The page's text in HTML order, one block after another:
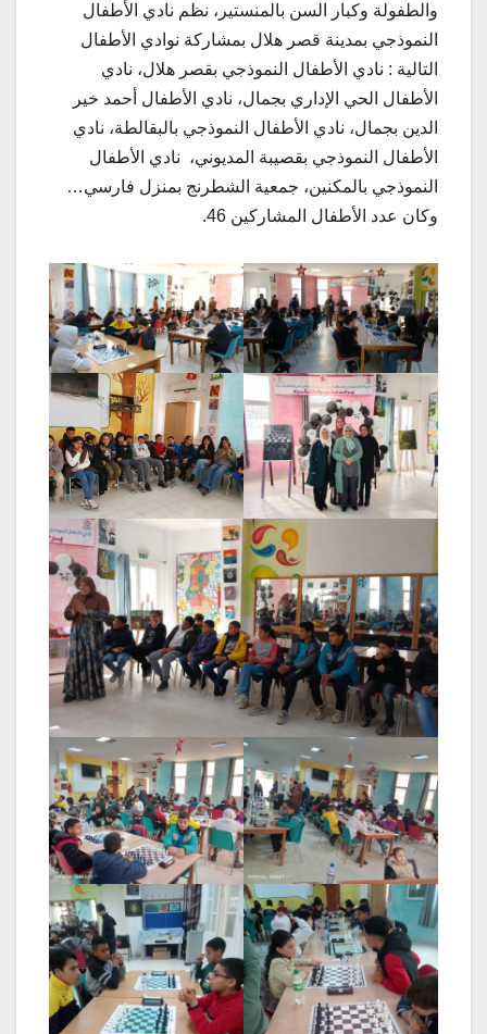
والطفولة وكبار السن بالمنستير، نظم نادي الأطفال
النموذجي بمدينة قصر هلال بمشاركة نوادي الأطفال
التالية : نادي الأطفال النموذجي بقصر هلال، نادي
الأطفال الحي الإداري بجمال، نادي الأطفال أحمد خير
الدين بجمال، نادي الأطفال النموذجي بالبقالطة، نادي
الأطفال النموذجي بقصيبة المديوني، نادي الأطفال
النموذجي بالمكنين، جمعية الشطرنج بمنزل فارسي…
وكان عدد الأطفال المشاركين 46.